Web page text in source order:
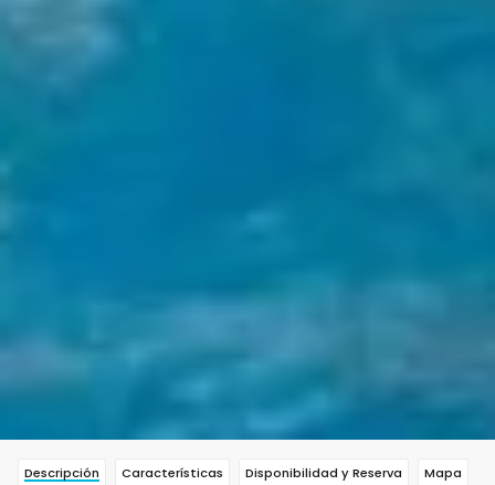
Descripción Características Disponibilidad y Reserva Mapa